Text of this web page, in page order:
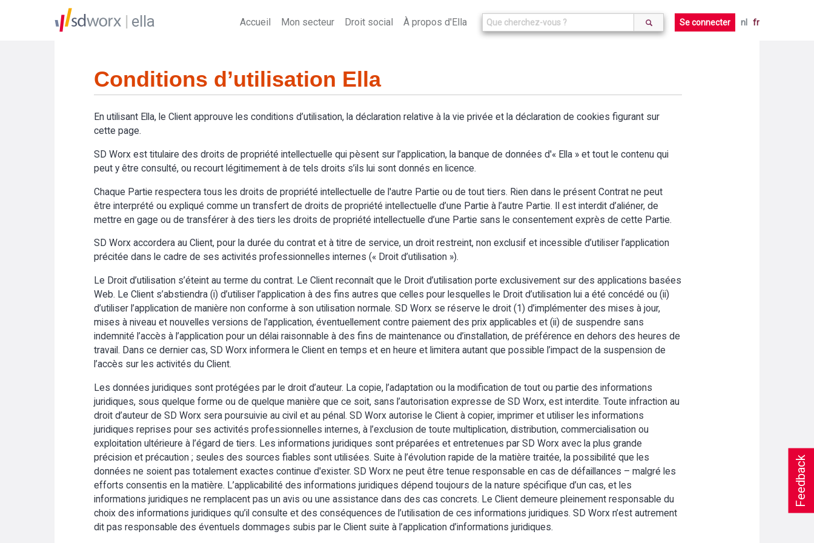
Feedback
ella Accueil Mon secteur Droit social À propos d'Ella Se connecter nl fr
Conditions d’utilisation Ella
En utilisant Ella, le Client approuve les conditions d’utilisation, la déclaration relative à la vie privée et la déclaration de cookies figurant sur
cette page.
SD Worx est titulaire des droits de propriété intellectuelle qui pèsent sur l’application, la banque de données d'« Ella » et tout le contenu qui
peut y être consulté, ou recourt légitimement à de tels droits s’ils lui sont donnés en licence.
Chaque Partie respectera tous les droits de propriété intellectuelle de l'autre Partie ou de tout tiers. Rien dans le présent Contrat ne peut
être interprété ou expliqué comme un transfert de droits de propriété intellectuelle d’une Partie à l’autre Partie. Il est interdit d’aliéner, de
mettre en gage ou de transférer à des tiers les droits de propriété intellectuelle d’une Partie sans le consentement exprès de cette Partie.
SD Worx accordera au Client, pour la durée du contrat et à titre de service, un droit restreint, non exclusif et incessible d’utiliser l’application
précitée dans le cadre de ses activités professionnelles internes (« Droit d’utilisation »).
Le Droit d’utilisation s’éteint au terme du contrat. Le Client reconnaît que le Droit d’utilisation porte exclusivement sur des applications basées
Web. Le Client s’abstiendra (i) d’utiliser l’application à des fins autres que celles pour lesquelles le Droit d’utilisation lui a été concédé ou (ii)
d’utiliser l’application de manière non conforme à son utilisation normale. SD Worx se réserve le droit (1) d’implémenter des mises à jour,
mises à niveau et nouvelles versions de l'application, éventuellement contre paiement des prix applicables et (ii) de suspendre sans
indemnité l’accès à l’application pour un délai raisonnable à des fins de maintenance ou d’installation, de préférence en dehors des heures de
travail. Dans ce dernier cas, SD Worx informera le Client en temps et en heure et limitera autant que possible l’impact de la suspension de
l’accès sur les activités du Client.
Les données juridiques sont protégées par le droit d’auteur. La copie, l’adaptation ou la modification de tout ou partie des informations
juridiques, sous quelque forme ou de quelque manière que ce soit, sans l’autorisation expresse de SD Worx, est interdite. Toute infraction au
droit d’auteur de SD Worx sera poursuivie au civil et au pénal. SD Worx autorise le Client à copier, imprimer et utiliser les informations
juridiques reprises pour ses activités professionnelles internes, à l’exclusion de toute multiplication, distribution, commercialisation ou
exploitation ultérieure à l’égard de tiers. Les informations juridiques sont préparées et entretenues par SD Worx avec la plus grande
précision et précaution ; seules des sources fiables sont utilisées. Suite à l’évolution rapide de la matière traitée, la possibilité que les
données ne soient pas totalement exactes continue d'exister. SD Worx ne peut être tenue responsable en cas de défaillances – malgré les
efforts consentis en la matière. L’applicabilité des informations juridiques dépend toujours de la nature spécifique d’un cas, et les
informations juridiques ne remplacent pas un avis ou une assistance dans des cas concrets. Le Client demeure pleinement responsable du
choix des informations juridiques qu’il consulte et des conséquences de l’utilisation de ces informations juridiques. SD Worx n’est autrement
dit pas responsable des éventuels dommages subis par le Client suite à l’application d’informations juridiques.